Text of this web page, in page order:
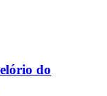
do